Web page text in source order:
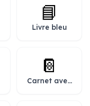
📘
Livre bleu
📔
Carnet avec